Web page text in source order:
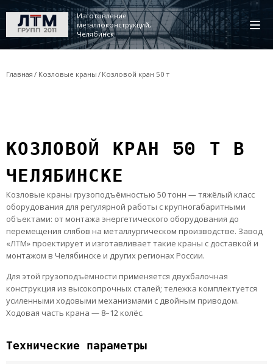
Изготовление
металлоконструкций,
Челябинск
Главная Козловые краны Козловой кран 50 т
КОЗЛОВОЙ КРАН 50 Т В
ЧЕЛЯБИНСКЕ
Козловые краны грузоподъёмностью 50 тонн — тяжёлый класс
оборудования для регулярной работы с крупногабаритными
объектами: от монтажа энергетического оборудования до
перемещения слябов на металлургическом производстве. Завод
«ЛТМ» проектирует и изготавливает такие краны с доставкой и
монтажом в Челябинске и других регионах России.
Для этой грузоподъёмности применяется двухбалочная
конструкция из высокопрочных сталей; тележка комплектуется
усиленными ходовыми механизмами с двойным приводом.
Ходовая часть крана — 8–12 колёс.
Технические параметры